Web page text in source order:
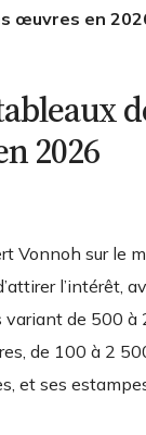
œuvres en
2026
Vonnoh sur le
l’intérêt,
de 500 à
de 100 à 2
et ses